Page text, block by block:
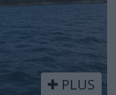
PLUS